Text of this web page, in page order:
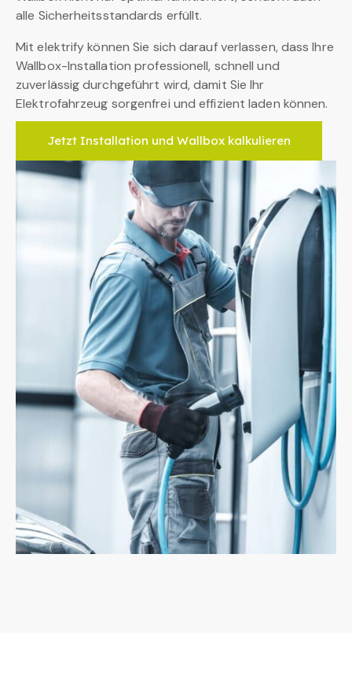
alle Sicherheitsstandards erfüllt.
Mit elektrify können Sie sich darauf verlassen, dass Ihre
Wallbox-Installation professionell, schnell und
zuverlässig durchgeführt wird, damit Sie Ihr
Elektrofahrzeug sorgenfrei und effizient laden können.
Jetzt Installation und Wallbox kalkulieren